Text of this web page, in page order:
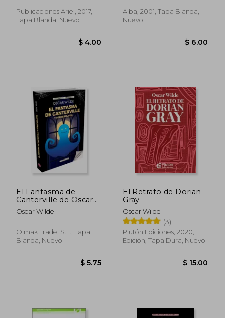
Publicaciones Ariel, 2017,
Tapa Blanda, Nuevo
Alba, 2001, Tapa Blanda,
Nuevo
El Fantasma de
Canterville de Oscar
Wilde(Olmak Trade, S.
L. )
Oscar Wilde
Olmak Trade, S.L., Tapa
Blanda, Nuevo
El Retrato de Dorian
Gray
Oscar Wilde
(3)
Plutón Ediciones, 2020, 1
Edición, Tapa Dura, Nuevo